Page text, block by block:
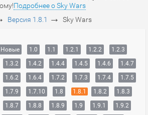
Подробнее о Sky Wars
Версия 1.8.1 → Sky Wars
Новые 1.0 1.1 1.2.1 1.2.2
1.2.3
1.3.2 1.4.2 1.4.4 1.4.5 1.4.6
1.4.7
1.6.2 1.6.4 1.7.2 1.7.3 1.7.4
1.7.5
1.7.9 1.7.10 1.8 1.8.1 1.8.2
1.8.3
1.8.7 1.8.8 1.8.9 1.9 1.9.1
1.9.2